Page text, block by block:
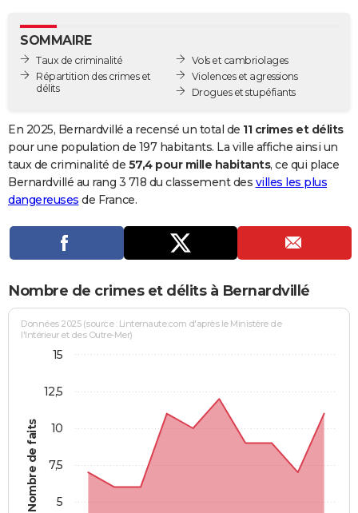
GUIDES D'ACHAT
BONS PLANS
Carte de Noël
Carte Bonne année
Carte Saint-Valentin
Carte Pâques
Carte d'anniversaire
DICTIONNAIRE
Dictionnaire
Biographies
Citations
Expressions
Proverbes
PROGRAMME TV
Se connecter
Entreprises
Service militaire
Avis de recherche
AVIS DE DÉCÈS
Bricolage
Lifestyle
Culture
Sport
Auto
Television
Voyage
Cinema
SOMMAIRE
Taux de criminalité
Répartition des crimes et
délits
Vols et cambriolages
Violences et agressions
Drogues et stupéfiants
En 2025, Bernardvillé a recensé un total de 11 crimes et délits
pour une population de 197 habitants. La ville affiche ainsi un
taux de criminalité de 57,4 pour mille habitants, ce qui place
Bernardvillé au rang 3 718 du classement des villes les plus
dangereuses de France.
Nombre de crimes et délits à Bernardvillé
Nombre de faits
Données 2025 (source : Linternaute.com d'après le Ministère de
l'Intérieur et des Outre-Mer)
5
7,5
10
12,5
15